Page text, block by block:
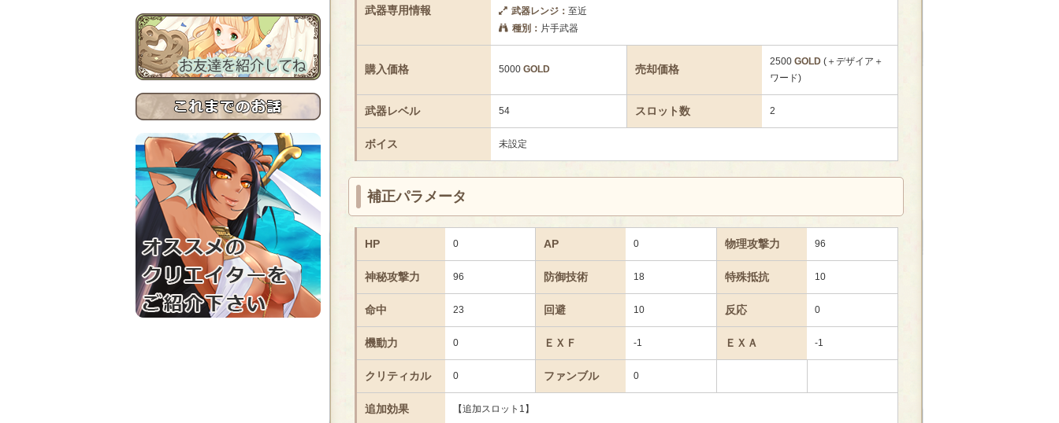
武器専用情報
武器レンジ： 至近
種別： 片手武器
購入価格 5000 GOLD 売却価格
2500 GOLD(＋デザイア＋
ワード)
武器レベル 54 スロット数 2
ボイス 未設定
補正パラメータ
HP 0 AP 0 物理攻撃力 96
神秘攻撃力 96 防御技術 18 特殊抵抗 10
命中 23 回避 10 反応 0
機動力 0 ＥＸＦ -1 ＥＸＡ -1
クリティカル 0 ファンブル 0
追加効果 【追加スロット1】